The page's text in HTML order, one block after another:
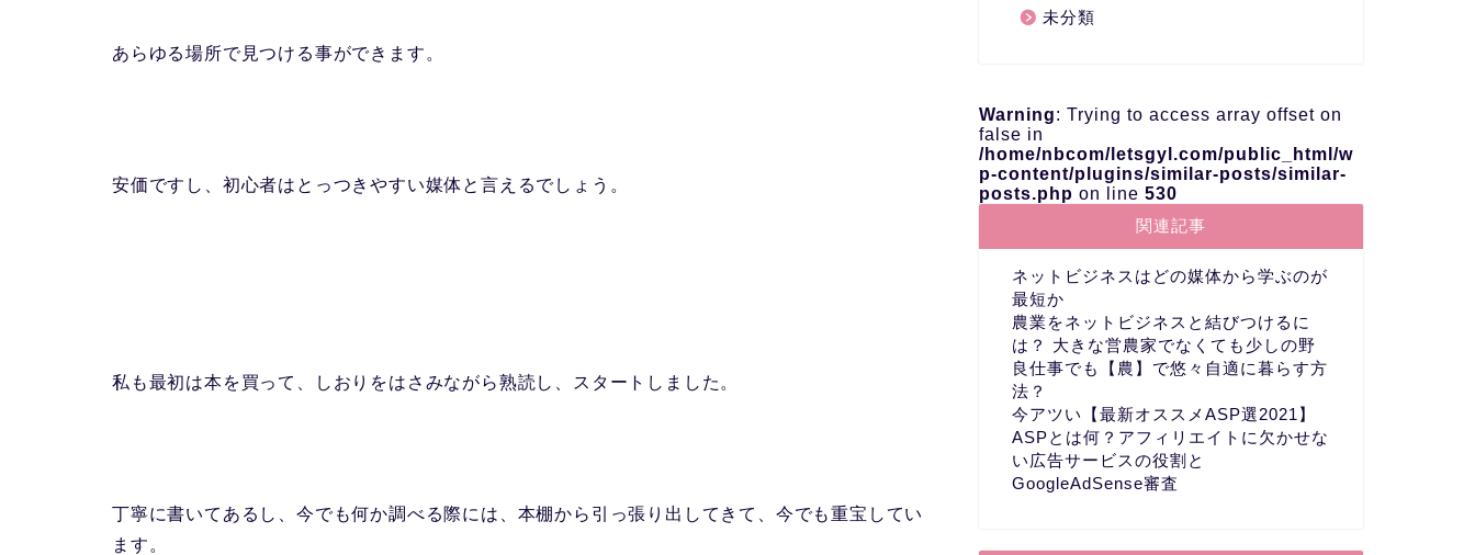
あらゆる場所で見つける事ができます。
安価ですし、初心者はとっつきやすい媒体と言えるでしょう。
私も最初は本を買って、しおりをはさみながら熟読し、スタートしました。
丁寧に書いてあるし、今でも何か調べる際には、本棚から引っ張り出してきて、今でも重宝してい
ます。
未分類
Warning: Trying to access array offset on
false in
/home/nbcom/letsgyl.com/public_html/w
p-content/plugins/similar-posts/similar-
posts.php on line 530
関連記事
ネットビジネスはどの媒体から学ぶのが
最短か
農業をネットビジネスと結びつけるに
は？ 大きな営農家でなくても少しの野
良仕事でも【農】で悠々自適に暮らす方
法？
今アツい【最新オススメASP選2021】
ASPとは何？アフィリエイトに欠かせな
い広告サービスの役割と
GoogleAdSense審査